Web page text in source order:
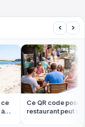
‹ ›
Ce QR code posé
restaurant peut